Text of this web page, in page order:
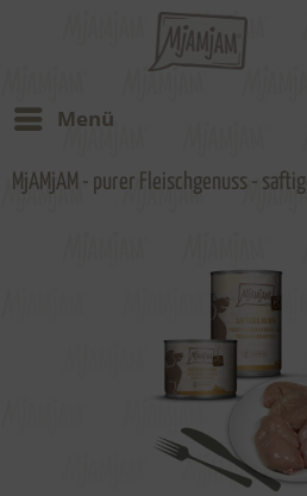
Menü
MjAMjAM - purer Fleischgenuss -